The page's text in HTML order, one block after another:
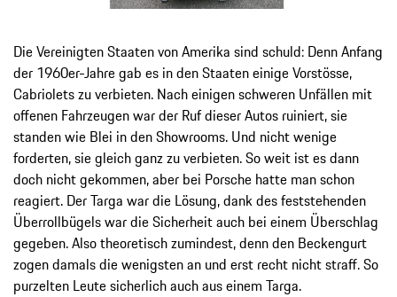
Die Vereinigten Staaten von Amerika sind schuld: Denn Anfang
der 1960er-Jahre gab es in den Staaten einige Vorstösse,
Cabriolets zu verbieten. Nach einigen schweren Unfällen mit
offenen Fahrzeugen war der Ruf dieser Autos ruiniert, sie
standen wie Blei in den Showrooms. Und nicht wenige
forderten, sie gleich ganz zu verbieten. So weit ist es dann
doch nicht gekommen, aber bei Porsche hatte man schon
reagiert. Der Targa war die Lösung, dank des feststehenden
Überrollbügels war die Sicherheit auch bei einem Überschlag
gegeben. Also theoretisch zumindest, denn den Beckengurt
zogen damals die wenigsten an und erst recht nicht straff. So
purzelten Leute sicherlich auch aus einem Targa.